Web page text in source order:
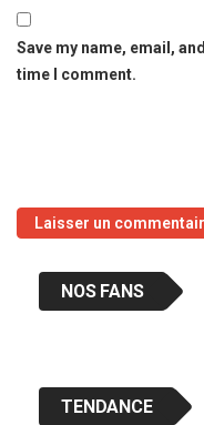
Save my name, email,
time I comment.
NOS FANS
TENDANCE